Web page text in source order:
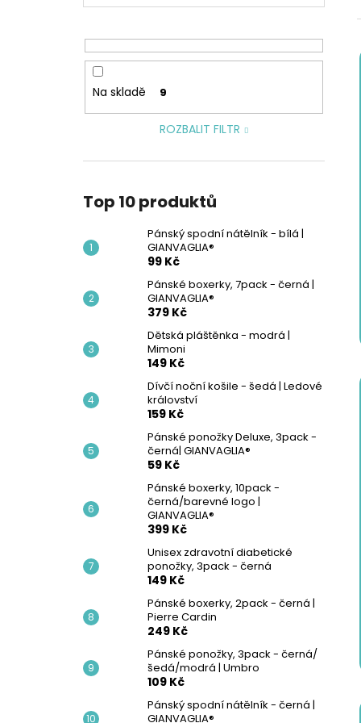
Na skladě 9
ROZBALIT FILTR
Top 10 produktů
Pánský spodní nátělník - bílá |
GIANVAGLIA®
99 Kč
Pánské boxerky, 7pack - černá |
GIANVAGLIA®
379 Kč
Dětská pláštěnka - modrá |
Mimoni
149 Kč
Dívčí noční košile - šedá | Ledové
království
159 Kč
Pánské ponožky Deluxe, 3pack -
černá| GIANVAGLIA®
59 Kč
Pánské boxerky, 10pack -
černá/barevné logo |
GIANVAGLIA®
399 Kč
Unisex zdravotní diabetické
ponožky, 3pack - černá
149 Kč
Pánské boxerky, 2pack - černá |
Pierre Cardin
249 Kč
Pánské ponožky, 3pack - černá/
šedá/modrá | Umbro
109 Kč
Pánský spodní nátělník - černá |
GIANVAGLIA®
ý
PÁNSKÝ SPODNÍ NÁTĚLNÍK - BÍLÁ |
99 Kč